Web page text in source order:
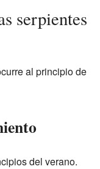
serpientes
al principio de
del verano.